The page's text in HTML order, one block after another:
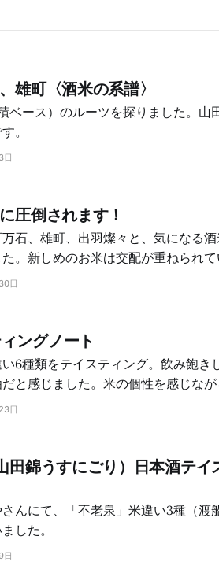
雄町〈酒米の系譜〉
ース）のルーツを探りました。山
。
日
圧倒されます！
石、雄町、出羽燦々と、気になる
。新しめのお米は交配が重ねられて
って楽しい！
日
ングノート
6種類をテイスティング。飲み飽き
と感じました。米の個性を感じなが
日
田錦うすにごり）日本酒テイ
んにて、「不老泉」米違い3種（渡
した。
日